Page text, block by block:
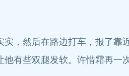
然后在路边打车，报了靠近
些双腿发软。许惜霜再一